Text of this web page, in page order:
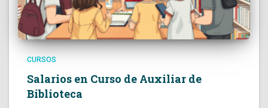
CURSOS
Salarios en Curso de Auxiliar de
Biblioteca